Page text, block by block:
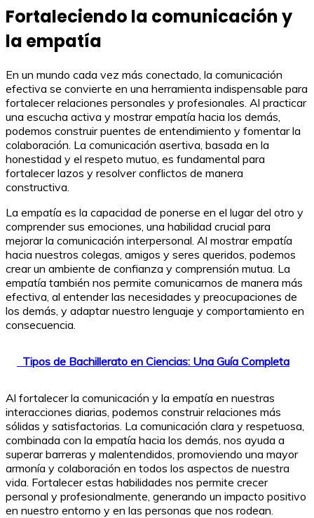
Fortaleciendo la comunicación y
la empatía
En un mundo cada vez más conectado, la comunicación
efectiva se convierte en una herramienta indispensable para
fortalecer relaciones personales y profesionales. Al practicar
una escucha activa y mostrar empatía hacia los demás,
podemos construir puentes de entendimiento y fomentar la
colaboración. La comunicación asertiva, basada en la
honestidad y el respeto mutuo, es fundamental para
fortalecer lazos y resolver conflictos de manera
constructiva.
La empatía es la capacidad de ponerse en el lugar del otro y
comprender sus emociones, una habilidad crucial para
mejorar la comunicación interpersonal. Al mostrar empatía
hacia nuestros colegas, amigos y seres queridos, podemos
crear un ambiente de confianza y comprensión mutua. La
empatía también nos permite comunicarnos de manera más
efectiva, al entender las necesidades y preocupaciones de
los demás, y adaptar nuestro lenguaje y comportamiento en
consecuencia.
Tipos de Bachillerato en Ciencias: Una Guía Completa
Al fortalecer la comunicación y la empatía en nuestras
interacciones diarias, podemos construir relaciones más
sólidas y satisfactorias. La comunicación clara y respetuosa,
combinada con la empatía hacia los demás, nos ayuda a
superar barreras y malentendidos, promoviendo una mayor
armonía y colaboración en todos los aspectos de nuestra
vida. Fortalecer estas habilidades nos permite crecer
personal y profesionalmente, generando un impacto positivo
en nuestro entorno y en las personas que nos rodean.